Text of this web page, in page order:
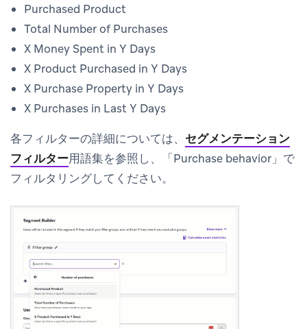
Purchased Product
Total Number of Purchases
X Money Spent in Y Days
X Product Purchased in Y Days
X Purchase Property in Y Days
X Purchases in Last Y Days
各フィルターの詳細については、 セグメンテーション
フィルター用語集を参照し、「Purchase behavior」で
フィルタリングしてください。